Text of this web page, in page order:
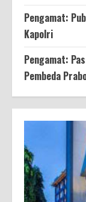
Pengamat:
Kapolri
Pengamat:
Pembeda